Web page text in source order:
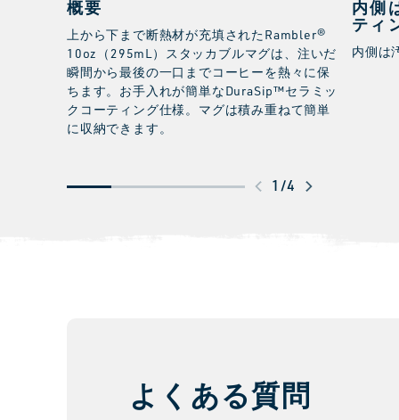
概要
上から下まで断熱材が充填されたRambler®
10oz（295mL）スタッカブルマグは、注いだ
瞬間から最後の一口までコーヒーを熱々に保
ちます。お手入れが簡単なDuraSip™セラミッ
クコーティング仕様。マグは積み重ねて簡単
に収納できます。
内側
ティ
内側は
1 /
ス
に
見
4
よくある質問